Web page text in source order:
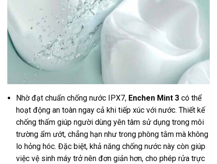
Nhờ đạt chuẩn chống nước IPX7, Enchen Mint 3 có thể
hoạt động an toàn ngay cả khi tiếp xúc với nước. Thiết kế
chống thấm giúp người dùng yên tâm sử dụng trong môi
trường ẩm ướt, chẳng hạn như trong phòng tắm mà không
lo hỏng hóc. Đặc biệt, khả năng chống nước này còn giúp
việc vệ sinh máy trở nên đơn giản hơn, cho phép rửa trực